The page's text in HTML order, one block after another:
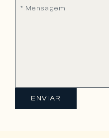
ENVIAR